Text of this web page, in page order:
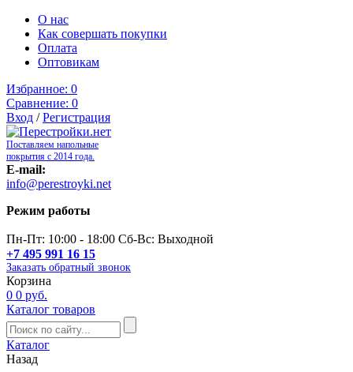
О нас
Как совершать покупки
Оплата
Оптовикам
Избранное: 0
Сравнение: 0
Вход /Регистрация
Поставляем напольные
покрытия с 2014 года.
E-mail:
info@perestroyki.net
Режим работы
Пн-Пт: 10:00 - 18:00 Сб-Вс: Выходной
+7 495 991 16 15
Заказать обратный звонок
Корзина
0 0 руб.
Каталог товаров
Каталог
Назад